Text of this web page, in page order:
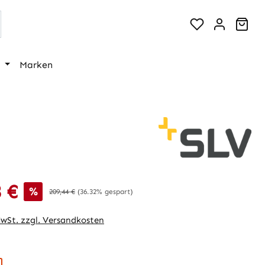
Marken
€ % Regulärer Preis:
209,44 € (36.32% gespart)
zzgl. Versandkosten